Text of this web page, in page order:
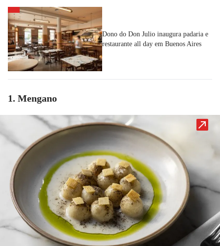
Dono do Don Julio inaugura padaria e
restaurante all day em Buenos Aires
1. Mengano